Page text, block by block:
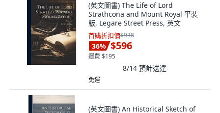
(英文圖書) The Life of Lord
Strathcona and Mount Royal 平裝
版, Legare Street Press, 英文
首購折扣價$938
36% $596
運費 $195
8/14 預計送達
免運
(英文圖書) An Historical Sketch of